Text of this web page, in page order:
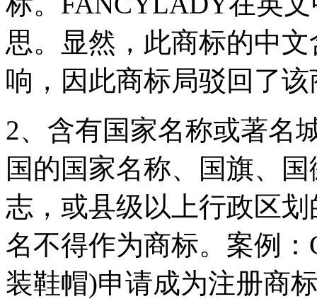
思。显然，此商标的中
响，因此商标局驳回了
2、含有国家名称或著名
国的国家名称、国旗、
志，或县级以上行政区
名不得作为商标。案例
装鞋帽)申请成为注册商